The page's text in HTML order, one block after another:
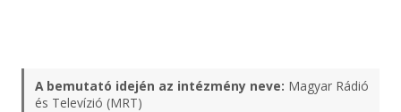
A bemutató idején az intézmény neve: Magyar Rádió
és Televízió (MRT)